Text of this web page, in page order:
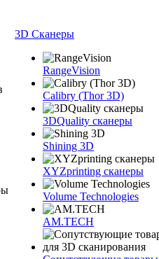
3D Сканеры
RangeVision
Calibry (Thor 3D)
3DQuality сканеры
Shining 3D
XYZprinting сканеры
Volume Technologies
AM.TECH